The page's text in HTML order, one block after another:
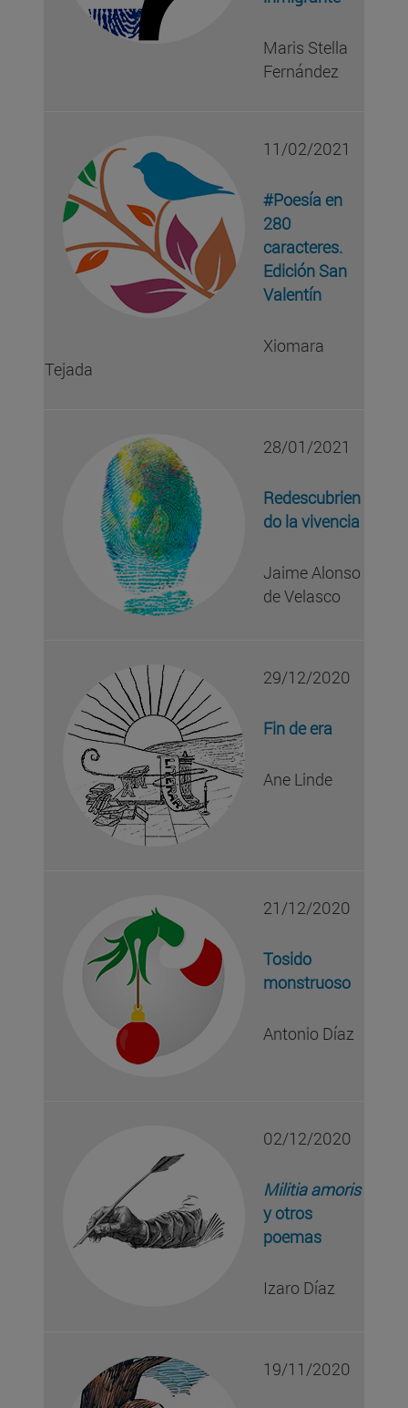
Maris Stella
Fernández
11/02/2021
#Poesía en
280
caracteres.
Edición San
Valentín
Xiomara
Tejada
28/01/2021
Redescubrien
do la vivencia
Jaime Alonso
de Velasco
29/12/2020
Fin de era
Ane Linde
21/12/2020
Tosido
monstruoso
Antonio Díaz
02/12/2020
Militia amoris
y otros
poemas
Izaro Díaz
19/11/2020